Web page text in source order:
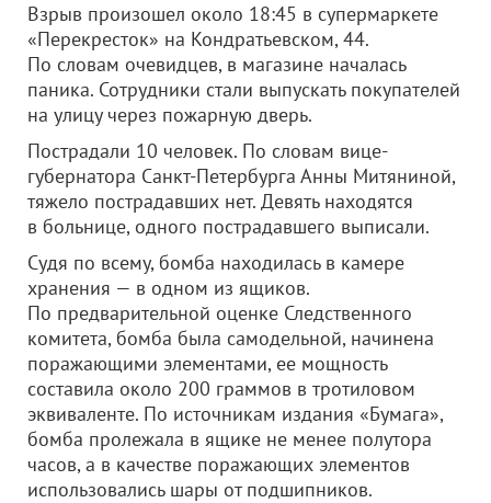
Взрыв произошел около 18:45 в супермаркете
«Перекресток» на Кондратьевском, 44.
По словам очевидцев, в магазине началась
паника. Сотрудники стали выпускать покупателей
на улицу через пожарную дверь.
Пострадали 10 человек. По словам вице-
губернатора Санкт-Петербурга Анны Митяниной,
тяжело пострадавших нет. Девять находятся
в больнице, одного пострадавшего выписали.
Судя по всему, бомба находилась в камере
хранения — в одном из ящиков.
По предварительной оценке Следственного
комитета, бомба была самодельной, начинена
поражающими элементами, ее мощность
составила около 200 граммов в тротиловом
эквиваленте. По источникам издания «Бумага»,
бомба пролежала в ящике не менее полутора
часов, а в качестве поражающих элементов
использовались шары от подшипников.